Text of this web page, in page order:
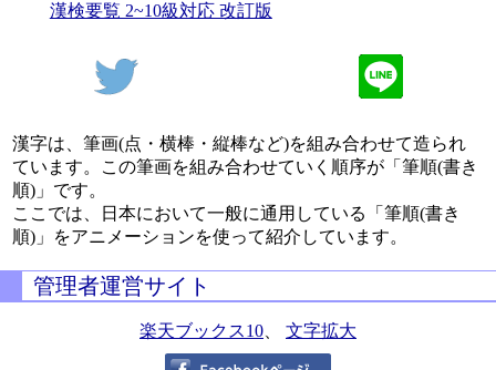
漢検要覧 2~10級対応 改訂版
漢字は、筆画(点・横棒・縦棒など)を組み合わせて造られ
ています。この筆画を組み合わせていく順序が「筆順(書き
順)」です。
ここでは、日本において一般に通用している「筆順(書き
順)」をアニメーションを使って紹介しています。
管理者運営サイト
楽天ブックス10 文字拡大